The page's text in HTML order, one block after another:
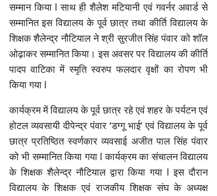
सम्मान किया l साथ ही शैलेश मटियानी एवं गवर्नर अवार्ड से
सम्मानित इस विद्यालय के पूर्व छात्र तथा कीर्ति विद्यालय के
शिक्षक शैलेन्द्र नौटियाल ने श्री सुरजीत सिंह पंवार को शाॅल
ओढ़ाकर सम्मानित किया। इस अवसर पर विद्यालय की कीर्ति
पादप वाटिका में स्मृति स्वरुप फलदार वृक्षों का रोपण भी
किया गया l
कार्यक्रम में विद्यालय के पूर्व छात्र रहे एवं शहर के पर्यटन एवं
होटल व्यवसायी दीपेन्द्र पंवार ‘डग्गू भाई’ एवं विद्यालय के पूर्व
छात्र प्रतिष्ठित स्वर्णकार व्यवसाई अजीत पाल सिंह पंवार
को भी सम्मानित किया गया l कार्यक्रम का संचालन विद्यालय
के शिक्षक शैलेन्द्र नौटियाल द्वारा किया गया l इस दौरान
विद्यालय के शिक्षक एवं राजकीय शिक्षक संघ के अध्यक्ष